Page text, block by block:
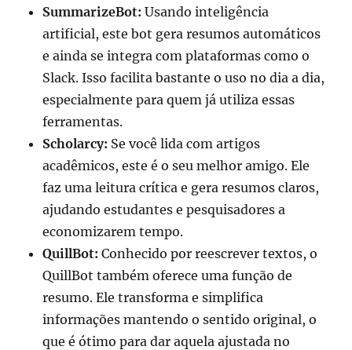
SummarizeBot: Usando inteligência
artificial, este bot gera resumos automáticos
e ainda se integra com plataformas como o
Slack. Isso facilita bastante o uso no dia a dia,
especialmente para quem já utiliza essas
ferramentas.
Scholarcy: Se você lida com artigos
acadêmicos, este é o seu melhor amigo. Ele
faz uma leitura crítica e gera resumos claros,
ajudando estudantes e pesquisadores a
economizarem tempo.
QuillBot: Conhecido por reescrever textos, o
QuillBot também oferece uma função de
resumo. Ele transforma e simplifica
informações mantendo o sentido original, o
que é ótimo para dar aquela ajustada no